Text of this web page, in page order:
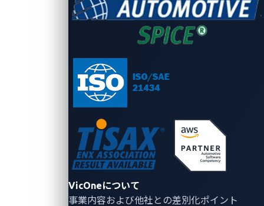
VicOneについて
事業内容および他社との差別化ポイント